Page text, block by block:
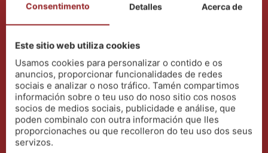
Coñece as nosas
instalacións
Consentimento Detalles Acerca de
Este sitio web utiliza cookies
Usamos cookies para personalizar o contido e os
anuncios, proporcionar funcionalidades de redes
sociais e analizar o noso tráfico. Tamén compartimos
información sobre o teu uso do noso sitio cos nosos
socios de medios sociais, publicidade e análise, que
poden combinalo con outra información que lles
proporcionaches ou que recolleron do teu uso dos seus
servizos.